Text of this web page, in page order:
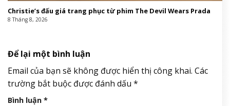
Christie’s đấu giá trang phục từ phim The Devil Wears Prada
8 Tháng 8, 2026
Để lại một bình luận
Email của bạn sẽ không được hiển thị công khai. Các
trường bắt buộc được đánh dấu *
Bình luận *